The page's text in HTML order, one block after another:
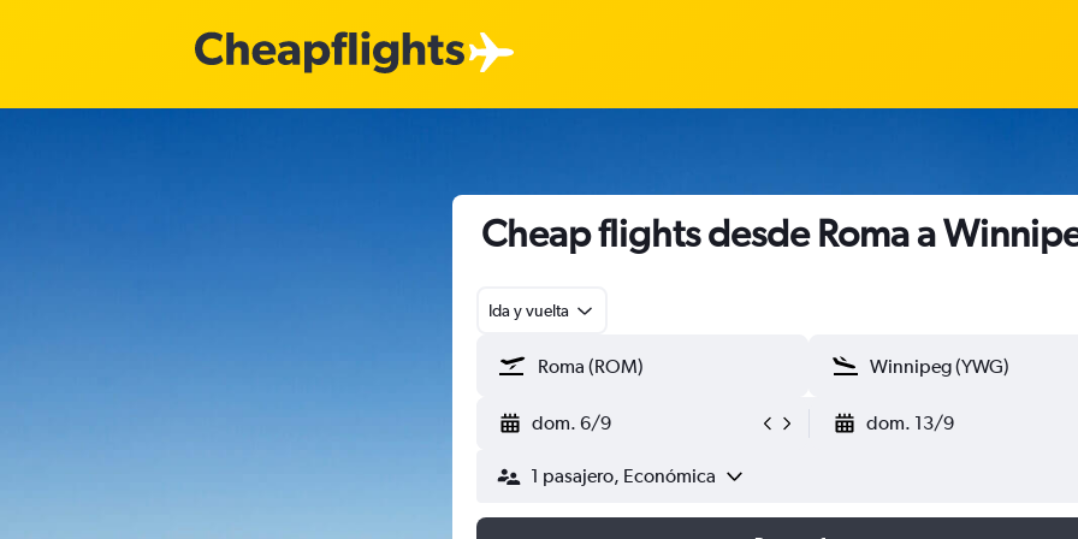
Cheap flights desde Roma a
Ida y vuelta
dom. 6/9 dom. 13/9
1 pasajero, Económica